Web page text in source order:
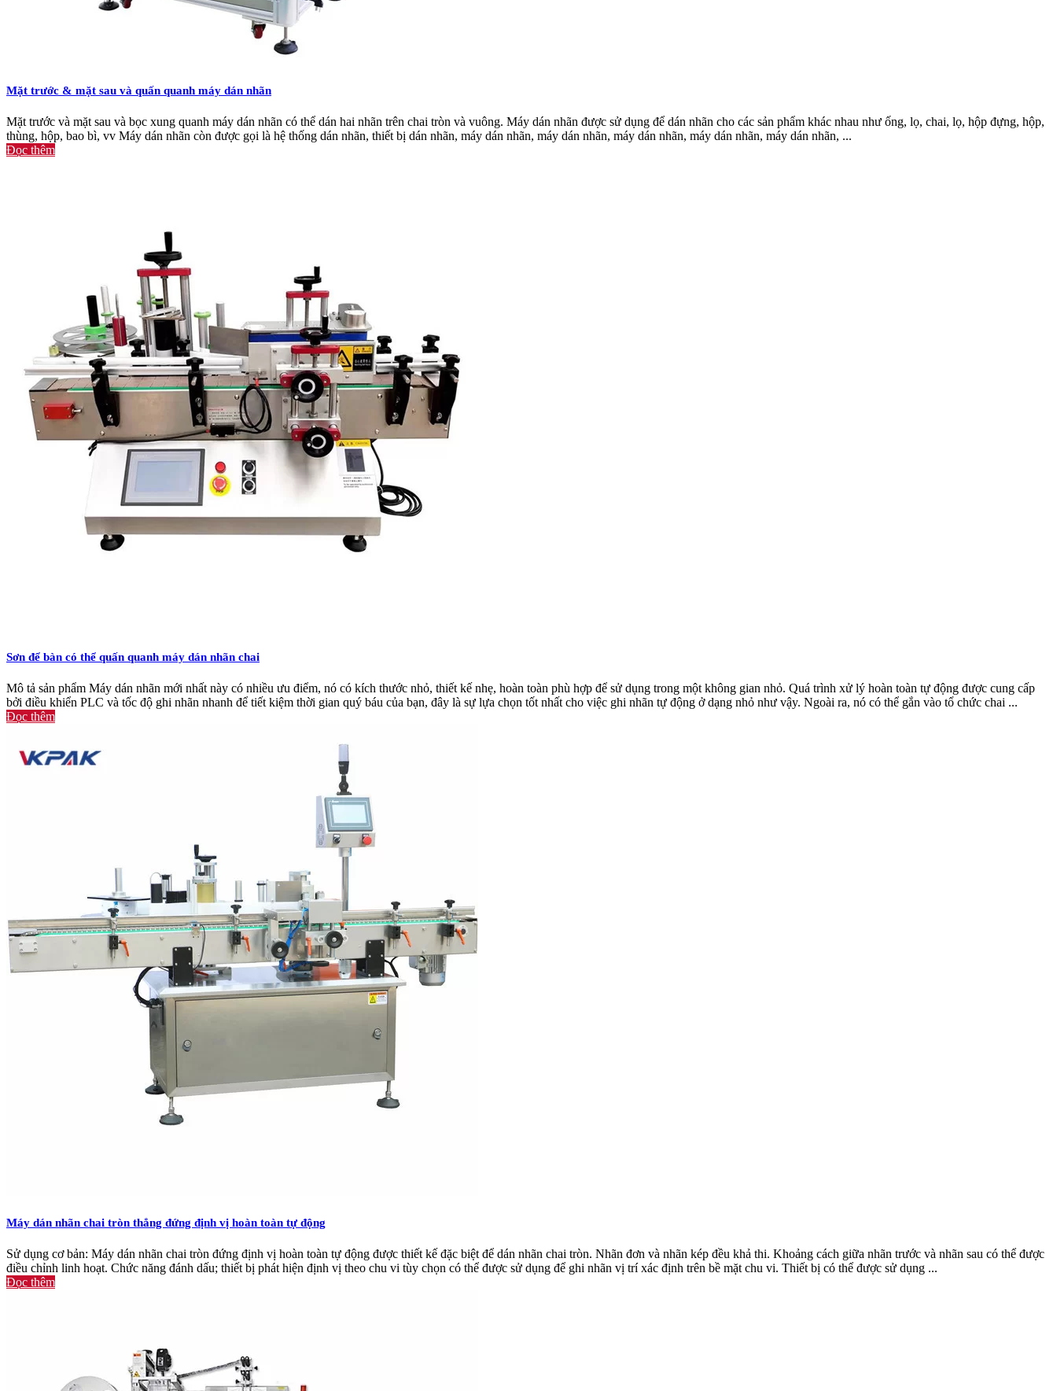
) hoặc các thợ dán nhãn bọc sản phẩm dạng tròn không ổn định sử dụng loại băng tải dạng giường lăn để đặt các sản phẩm có đường kính nhỏ hơn nằm nghiêng và
dán nhãn xung quanh chu vi. Các sản phẩm điển hình cho máy dán nhãn bọc chân trời là ống, lọ, que thăm và hộp đựng bằng thủy tinh hoặc nhựa hình trụ có đường kính nhỏ khác. Hệ thống ghi nhãn quấn
ngang có thể được nạp bằng tay với máng nạp hoặc hoàn toàn tự động với các tạp chí nạp và xả
Mặt trước & mặt sau và quấn quanh máy dán nhãn
Mặt trước và mặt sau và bọc xung quanh máy dán nhãn có thể dán hai nhãn trên chai tròn và vuông. Máy dán nhãn được sử dụng để dán nhãn cho các sản phẩm khác nhau như ống, lọ, chai, lọ, hộp đựng, hộp,
thùng, hộp, bao bì, vv Máy dán nhãn còn được gọi là hệ thống dán nhãn, thiết bị dán nhãn, máy dán nhãn, máy dán nhãn, máy dán nhãn, máy dán nhãn, máy dán nhãn, ...
Đọc thêm
Sơn để bàn có thể quấn quanh máy dán nhãn chai
Mô tả sản phẩm Máy dán nhãn mới nhất này có nhiều ưu điểm, nó có kích thước nhỏ, thiết kế nhẹ, hoàn toàn phù hợp để sử dụng trong một không gian nhỏ. Quá trình xử lý hoàn toàn tự động được cung cấp
bởi điều khiển PLC và tốc độ ghi nhãn nhanh để tiết kiệm thời gian quý báu của bạn, đây là sự lựa chọn tốt nhất cho việc ghi nhãn tự động ở dạng nhỏ như vậy. Ngoài ra, nó có thể gắn vào tổ chức chai ...
Đọc thêm
Máy dán nhãn chai tròn thẳng đứng định vị hoàn toàn tự động
Sử dụng cơ bản: Máy dán nhãn chai tròn đứng định vị hoàn toàn tự động được thiết kế đặc biệt để dán nhãn chai tròn. Nhãn đơn và nhãn kép đều khả thi. Khoảng cách giữa nhãn trước và nhãn sau có thể được
điều chỉnh linh hoạt. Chức năng đánh dấu; thiết bị phát hiện định vị theo chu vi tùy chọn có thể được sử dụng để ghi nhãn vị trí xác định trên bề mặt chu vi. Thiết bị có thể được sử dụng ...
Đọc thêm